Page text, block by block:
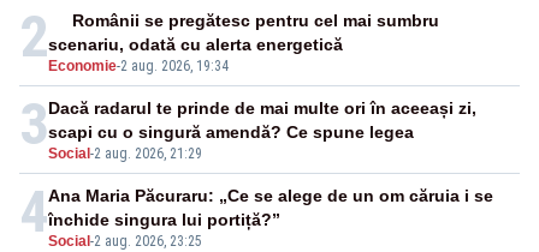
2Economie-2 aug. 2026, 19:34
Românii se pregătesc pentru cel mai sumbru
scenariu, odată cu alerta energetică
3Social-2 aug. 2026, 21:29
Dacă radarul te prinde de mai multe ori în aceeași zi,
scapi cu o singură amendă? Ce spune legea
4Social-2 aug. 2026, 23:25
Ana Maria Păcuraru: „Ce se alege de un om căruia i se
închide singura lui portiță?”